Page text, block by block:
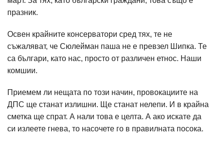
празник.
Освен крайните консерватори сред тях, те не
съжаляват, че Сюлейман паша не е превзел Шипка. Те
са българи, като нас, просто от различен етнос. Наши
комшии.
Приемем ли нещата по този начин, провокациите на
ДПС ще станат излишни. Ще станат нелепи. И в крайна
сметка ще спрат. А нали това е целта. А ако искате да
си излеете гнева, то насочете го в правилната посока.